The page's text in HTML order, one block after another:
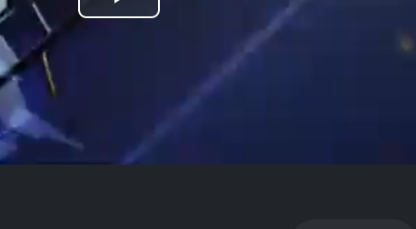
Play